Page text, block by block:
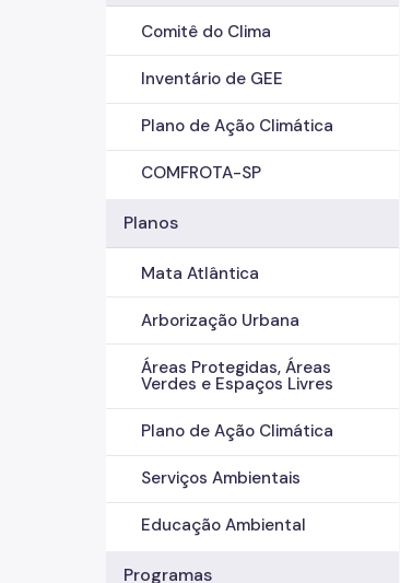
Comitê do Clima
Inventário de GEE
Plano de Ação Climática
COMFROTA-SP
Planos
Mata Atlântica
Arborização Urbana
Áreas Protegidas, Áreas
Verdes e Espaços Livres
Plano de Ação Climática
Serviços Ambientais
Educação Ambiental
Programas